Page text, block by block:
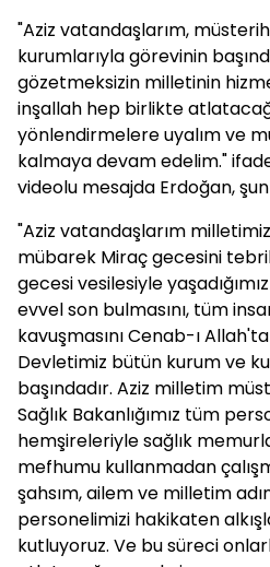
"Aziz vatandaşlarım,
kurumlarıyla görevinin
gözetmeksizin milletinin
inşallah hep birlikte
yönlendirmelere uyalım ve
kalmaya devam edelim."
videolu mesajda Erdoğan,
"Aziz vatandaşlarım
mübarek Miraç gecesini
gecesi vesilesiyle
evvel son bulmasını, tüm
kavuşmasını Cenab-ı
Devletimiz bütün kurum ve
başındadır. Aziz milletim
Sağlık Bakanlığımız tüm
hemşireleriyle sağlık
mefhumu kullanmadan
şahsım, ailem ve milletim
personelimizi hakikaten
kutluyoruz. Ve bu süreci